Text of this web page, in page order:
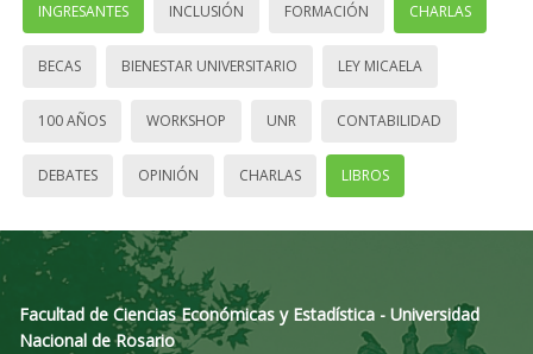
INGRESANTES INCLUSIÓN FORMACIÓN CHARLAS
BECAS BIENESTAR UNIVERSITARIO LEY MICAELA
100 AÑOS WORKSHOP UNR CONTABILIDAD
DEBATES OPINIÓN CHARLAS LIBROS
Facultad de Ciencias Económicas y Estadística - Universidad
Nacional de Rosario